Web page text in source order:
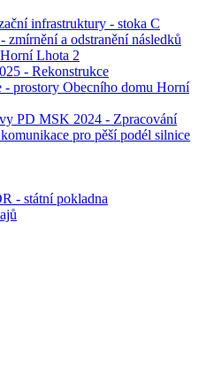
infrastruktury - stoka C
zmírnění a odstranění následků
Lhota 2
- Rekonstrukce
- prostory Obecního domu Horní
PD MSK 2024 - Zpracování
pro pěší podél silnice
- státní pokladna